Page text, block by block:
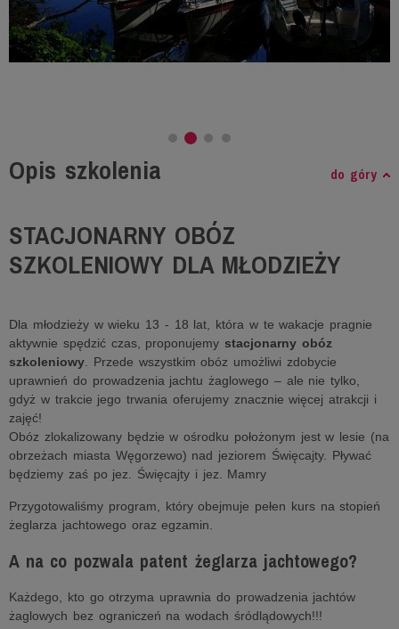
Opis szkolenia do góry
STACJONARNY OBÓZ
SZKOLENIOWY DLA MŁODZIEŻY
Dla młodzieży w wieku 13 - 18 lat, która w te wakacje pragnie
aktywnie spędzić czas, proponujemy stacjonarny obóz
szkoleniowy . Przede wszystkim obóz umożliwi zdobycie
uprawnień do prowadzenia jachtu żaglowego – ale nie tylko,
gdyż w trakcie jego trwania oferujemy znacznie więcej atrakcji i
zajęć!
Obóz zlokalizowany będzie w ośrodku położonym jest w lesie (na
obrzeżach miasta Węgorzewo) nad jeziorem Święcajty. Pływać
będziemy zaś po jez. Święcajty i jez. Mamry
Przygotowaliśmy program, który obejmuje pełen kurs na stopień
żeglarza jachtowego oraz egzamin.
A na co pozwala patent żeglarza jachtowego?
Każdego, kto go otrzyma uprawnia do prowadzenia jachtów
żaglowych bez ograniczeń na wodach śródlądowych!!!